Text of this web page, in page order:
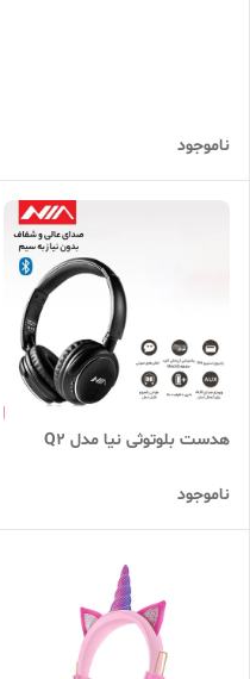
ناموجود
هدست بلوتوثی نیا مدل Q2
ناموجود